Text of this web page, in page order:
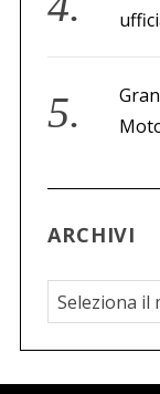
ARCHIVI
A
r
c
h